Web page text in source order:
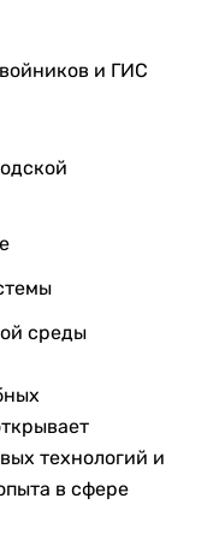
и ГИС
среды
технологий и
в сфере